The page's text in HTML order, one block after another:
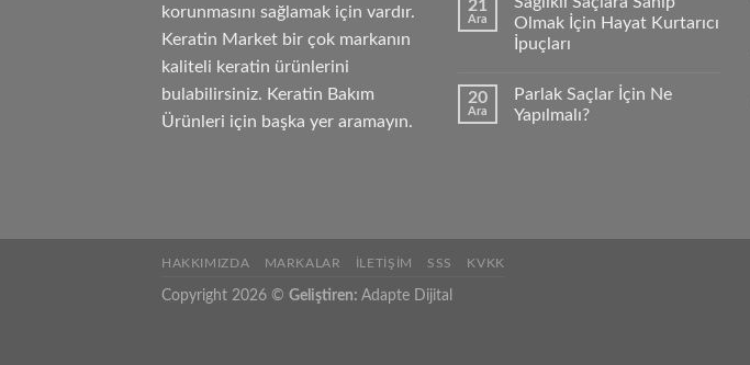
korunmasını sağlamak için vardır.
Keratin Market bir çok markanın
kaliteli keratin ürünlerini
bulabilirsiniz. Keratin Bakım
Ürünleri için başka yer aramayın.
21
Ara
Olmak İçin Hayat Kurtarıcı
İpuçları
20
Ara
Parlak Saçlar İçin Ne
Yapılmalı?
HAKKIMIZDA MARKALAR İLETIŞIM SSS KVKK
Copyright 2026 © Geliştiren: Adapte Dijital